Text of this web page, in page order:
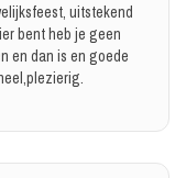
uitstekend
bent heb je geen
en dan is en goede